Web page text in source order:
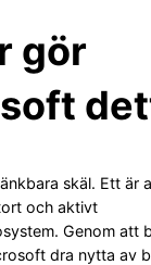
gör
skäl. Ett är
och aktivt
Genom att
dra nytta av